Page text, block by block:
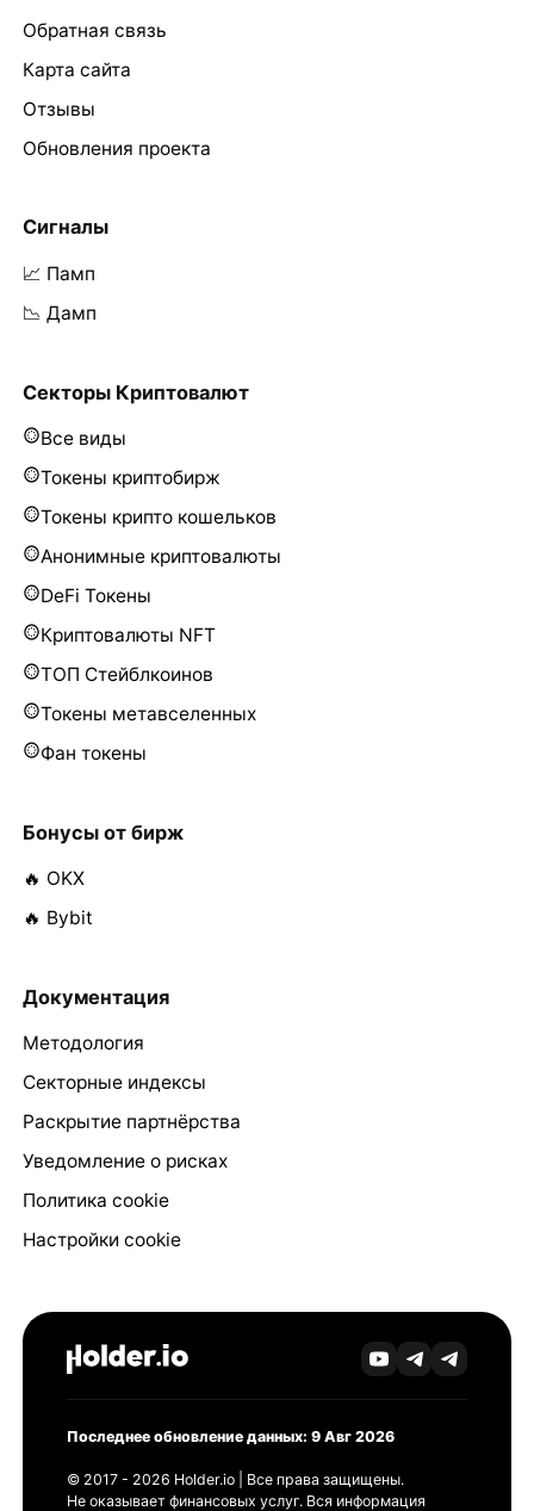
Обратная связь
Карта сайта
Отзывы
Обновления проекта
Сигналы
📈 Памп
📉 Дамп
Секторы Криптовалют
Все виды
Токены криптобирж
Токены крипто кошельков
Анонимные криптовалюты
DeFi Токены
Криптовалюты NFT
ТОП Стейблкоинов
Токены метавселенных
Фан токены
Бонусы от бирж
🔥 OKX
🔥 Bybit
Документация
Методология
Секторные индексы
Раскрытие партнёрства
Уведомление о рисках
Политика cookie
Настройки cookie
Последнее обновление данных: 9 Авг 2026
© 2017 - 2026 Holder.io | Все права защищены.
Не оказывает финансовых услуг. Вся информация